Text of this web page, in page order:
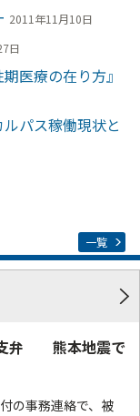
2011年11月10日
日
医療の在り方』
パス稼働現状と
一覧
支弁 熊本地震で
の事務連絡で、被